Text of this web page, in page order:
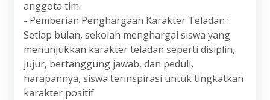
anggota tim.
- Pemberian Penghargaan Karakter Teladan :
Setiap bulan, sekolah menghargai siswa yang
menunjukkan karakter teladan seperti disiplin,
jujur, bertanggung jawab, dan peduli,
harapannya, siswa terinspirasi untuk tingkatkan
karakter positif